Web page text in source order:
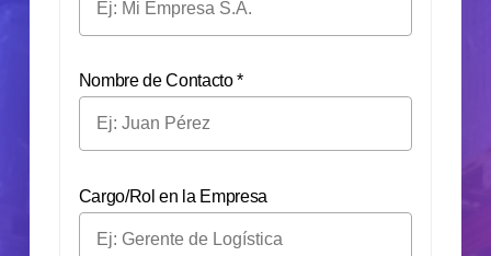
Nombre de Contacto *
Cargo/Rol en la Empresa